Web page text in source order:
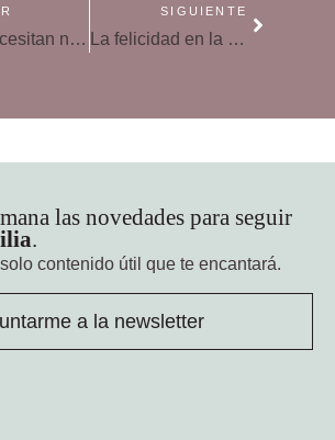
¿Qué necesitan nuestros hijos para estudiar bien?
SIGUIENTE
La felicidad en la pareja, un misterio indescifrable
las novedades para seguir
.
solo contenido útil que te encantará.
a la newsletter